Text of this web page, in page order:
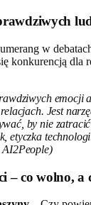
w
konkurencją dla
emocji
Jest
by nie
etyczka
– co wolno, a